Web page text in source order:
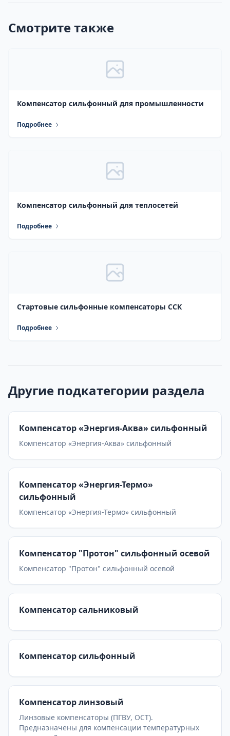
Смотрите также
Компенсатор сильфонный для промышленности
Подробнее
Компенсатор сильфонный для теплосетей
Подробнее
Стартовые сильфонные компенсаторы ССК
Подробнее
Другие подкатегории раздела
Компенсатор «Энергия-Аква» сильфонный
Компенсатор «Энергия-Аква» сильфонный
Компенсатор «Энергия-Термо»
сильфонный
Компенсатор «Энергия-Термо» сильфонный
Компенсатор "Протон" сильфонный осевой
Компенсатор "Протон" сильфонный осевой
Компенсатор сальниковый
Компенсатор сильфонный
Компенсатор линзовый
Линзовые компенсаторы (ПГВУ, ОСТ).
Предназначены для компенсации температурных